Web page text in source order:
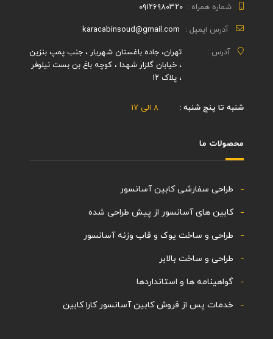
شماره همراه : ۰۹۱۲۶۹۸۰۳۲۰
آدرس ایمیل : karacabinsoud@gmail.com
آدرس :
تهران، جاده باغستان شهریار ، جنب پمپ بنزین
، خیابان گلزار شهدا ، کوچه باغ بن بست نیلوفر
، پلاک ۱۲
شنبه تا پنج شنبه : ۸ الی ۱۷
محصولات ما
طراحی سفارشی کابین آسانسور
کابین های آسانسور از پیش طراحی شده
طراحی و ساخت یوک و قاب وزنه آسانسور
طراحی و ساخت بالابر
گواهینامه ها و استانداردها
خدمات پس از فروش کابین آسانسور کارا کابین